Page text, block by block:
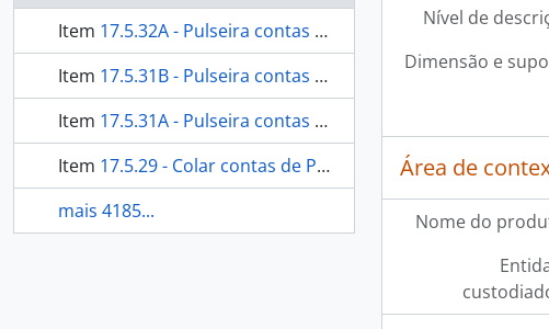
Item 17.5.32A - Pulseira contas de caramujo
Item 17.5.31B - Pulseira contas de caramujo
Item 17.5.31A - Pulseira contas de caramujo
Item 17.5.29 - Colar contas de PVC
mais 4185...
Nível de
Dimensão e
Área de
Nome do